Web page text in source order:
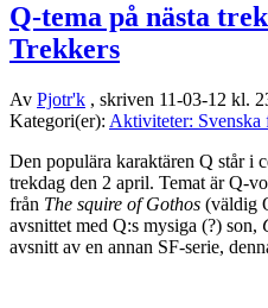
Q-tema på nästa
Trekkers
Av Pjotr'k , skriven 11-03-12 kl.
Kategori(er): Aktiviteter: Svenska
Den populära karaktären Q står i
trekdag den 2 april. Temat är Q-
från The squire of Gothos (väldig
avsnittet med Q:s mysiga (?) son,
avsnitt av en annan SF-serie,